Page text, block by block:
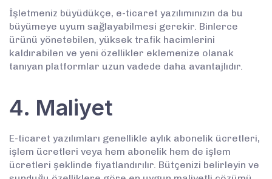
İşletmeniz büyüdükçe, e-ticaret yazılımınızın da bu
büyümeye uyum sağlayabilmesi gerekir. Binlerce
ürünü yönetebilen, yüksek trafik hacimlerini
kaldırabilen ve yeni özellikler eklemenize olanak
tanıyan platformlar uzun vadede daha avantajlıdır.
4. Maliyet
E-ticaret yazılımları genellikle aylık abonelik ücretleri,
işlem ücretleri veya hem abonelik hem de işlem
ücretleri şeklinde fiyatlandırılır. Bütçenizi belirleyin ve